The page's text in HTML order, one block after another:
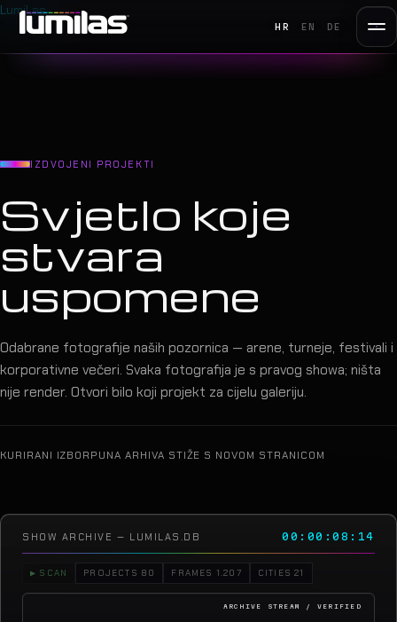
LumiLas
HR EN DE
IZDVOJENI PROJEKTI
Svjetlo koje
stvara
uspomene
Odabrane fotografije naših pozornica — arene, turneje, festivali i
korporativne večeri. Svaka fotografija je s pravog showa; ništa
nije render. Otvori bilo koji projekt za cijelu galeriju.
KURIRANI IZBORPUNA ARHIVA STIŽE S NOVOM STRANICOM
SHOW ARCHIVE — LUMILAS.DB 00:00:12:05
▶ SCAN PROJECTS 80 FRAMES 1.207 CITIES 21